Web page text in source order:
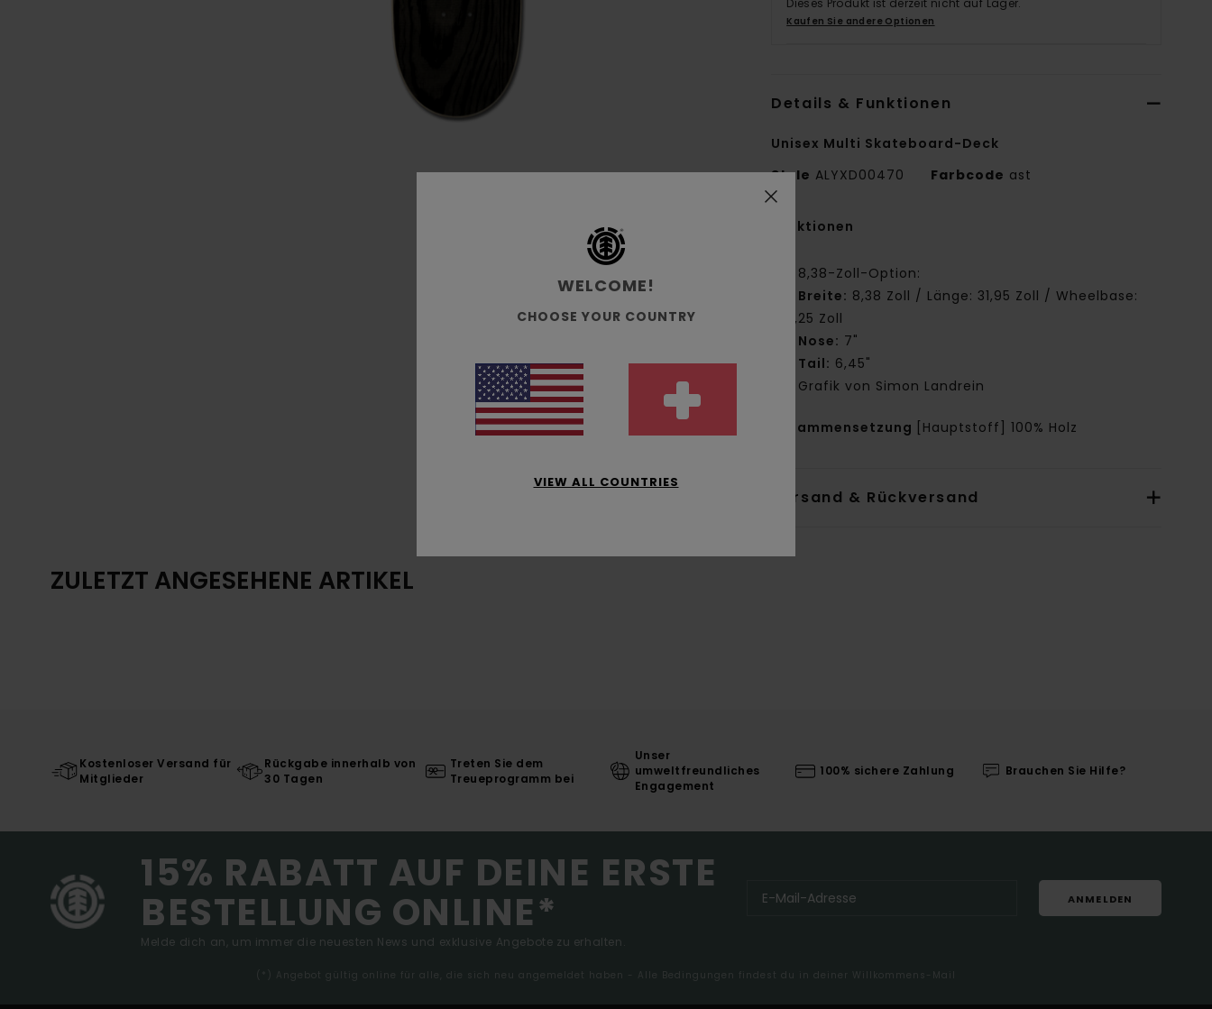
Dieses Produkt ist derzeit nicht auf Lager.
Kaufen Sie andere Optionen
Details & Funktionen
Unisex Multi Skateboard-Deck
Style ALYXD00470 Farbcode ast
Funktionen
8,38-Zoll-Option:
Breite: 8,38 Zoll / Länge: 31,95 Zoll / Wheelbase:
14,25 Zoll
Nose: 7"
Tail: 6,45"
Grafik von Simon Landrein
Zusammensetzung [Hauptstoff] 100% Holz
Versand & Rückversand
ZULETZT ANGESEHENE ARTIKEL
Kostenloser Versand für
Mitglieder
Rückgabe innerhalb von
30 Tagen
Treten Sie dem
Treueprogramm bei
Unser
umweltfreundliches
Engagement
100% sichere Zahlung Brauchen Sie Hilfe?
15% RABATT AUF DEINE ERSTE
BESTELLUNG ONLINE*
Melde dich an, um immer die neuesten News und exklusive Angebote zu erhalten.
ANMELDEN
(*) Angebot gültig online für alle, die sich neu angemeldet haben - Alle Bedingungen findest du in deiner Willkommens-Mail
WELCOME!
CHOOSE YOUR COUNTRY
VIEW ALL COUNTRIES